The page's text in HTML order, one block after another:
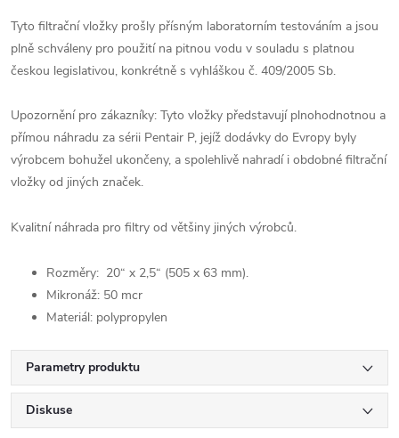
Tyto filtrační vložky prošly přísným laboratorním testováním a jsou
plně schváleny pro použití na pitnou vodu v souladu s platnou
českou legislativou, konkrétně s vyhláškou č. 409/2005 Sb.
Upozornění pro zákazníky: Tyto vložky představují plnohodnotnou a
přímou náhradu za sérii Pentair P, jejíž dodávky do Evropy byly
výrobcem bohužel ukončeny, a spolehlivě nahradí i obdobné filtrační
vložky od jiných značek.
Kvalitní náhrada pro filtry od většiny jiných výrobců.
Rozměry: 20“ x 2,5“ (505 x 63 mm).
Mikronáž: 50 mcr
Materiál: polypropylen
Parametry produktu
Diskuse